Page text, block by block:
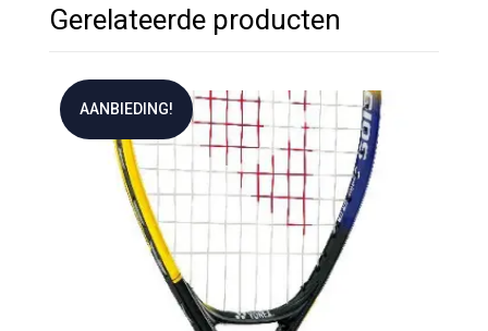
Gerelateerde producten
AANBIEDING!